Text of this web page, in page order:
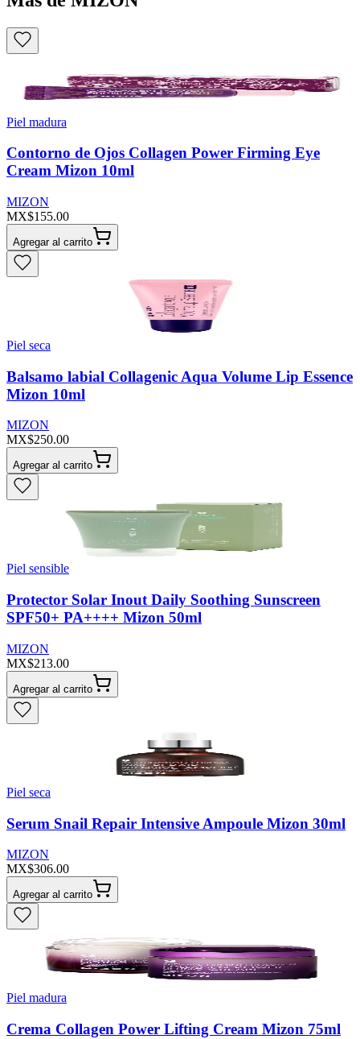
Piel madura
Contorno de Ojos Collagen Power Firming Eye
Cream Mizon 10ml
MIZON
MX$155.00
Agregar al carrito
Piel seca
Balsamo labial Collagenic Aqua Volume Lip Essence
Mizon 10ml
MIZON
MX$250.00
Agregar al carrito
Piel sensible
Protector Solar Inout Daily Soothing Sunscreen
SPF50+ PA++++ Mizon 50ml
MIZON
MX$213.00
Agregar al carrito
Piel seca
Serum Snail Repair Intensive Ampoule Mizon 30ml
MIZON
MX$306.00
Agregar al carrito
Piel madura
Crema Collagen Power Lifting Cream Mizon 75ml